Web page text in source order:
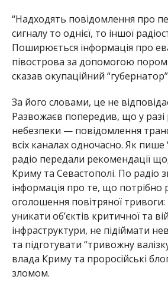
“Надходять повідомлення про
сигналу то однієї, то іншої
Поширюється інформація про
півострова за допомогою
сказав окупаційний
За його словами, це не
Развожаєв попередив, що у разі
небезпеки — повідомлення
всіх каналах одночасно. Як пише
радіо передали рекомендації
Криму та Севастополі. По радіо
інформація про те, що потрібно
оголошення повітряної
уникати об’єктів критичної та
інфраструктури, не підіймати
та підготувати “тривожну
влада Криму та проросійські
зломом.